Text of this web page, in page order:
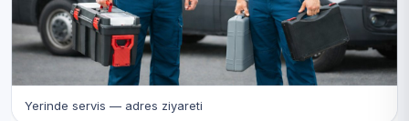
Yerinde servis — adres ziyareti